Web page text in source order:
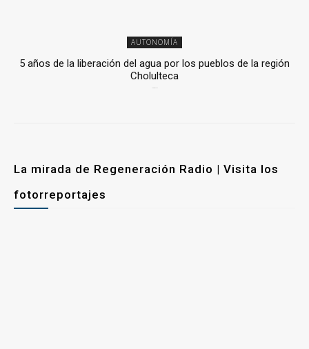
AUTONOMÍA
5 años de la liberación del agua por los pueblos de la región
Cholulteca
La mirada de Regeneración Radio | Visita los
fotorreportajes